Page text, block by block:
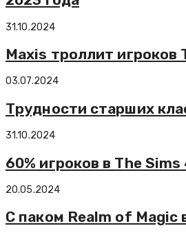
31.10.2024
Maxis троллит
03.07.2024
Трудности старших
31.10.2024
60% игроков в The
20.05.2024
С паком Realm of Magic